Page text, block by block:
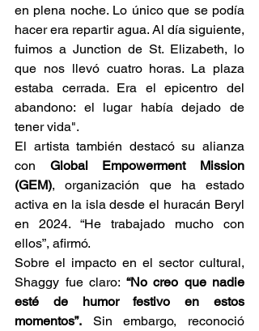
en plena noche. Lo único que se podía
hacer era repartir agua. Al día siguiente,
fuimos a Junction de St. Elizabeth, lo
que nos llevó cuatro horas. La plaza
estaba cerrada. Era el epicentro del
abandono: el lugar había dejado de
tener vida".
El artista también destacó su alianza
con Global Empowerment Mission
(GEM), organización que ha estado
activa en la isla desde el huracán Beryl
en 2024. “He trabajado mucho con
ellos”, afirmó.
Sobre el impacto en el sector cultural,
Shaggy fue claro: “No creo que nadie
esté de humor festivo en estos
momentos”. Sin embargo, reconoció